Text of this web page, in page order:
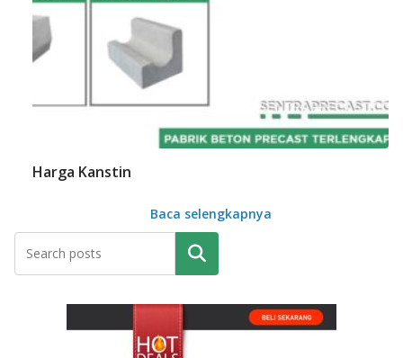
Harga Kanstin
Baca selengkapnya
Pencarian